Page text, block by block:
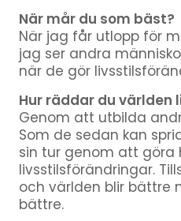
När mår du som bäst?
När jag får utlopp för
jag ser andra
när de gör
Hur räddar du världen
Genom att utbilda
Som de sedan kan
sin tur genom att göra
livsstilsförändringar.
och världen blir bättre
bättre.